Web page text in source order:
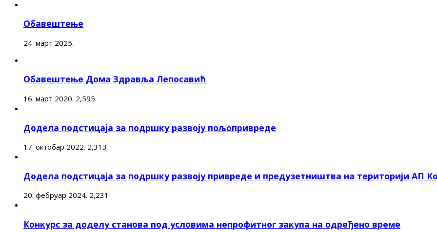
Обавештење
24. март 2025.
Обавештење Дома Здравља Лепосавић
16. март 2020. 2,595
Додела подстицаја за подршку развоју пољопривреде
17. октобар 2022. 2,313
Додела подстицаја за подршку развоју привреде и предузетништва на територији АП
20. фебруар 2024. 2,231
Конкурс за доделу станова под условима непрофитног закупа на одређено време